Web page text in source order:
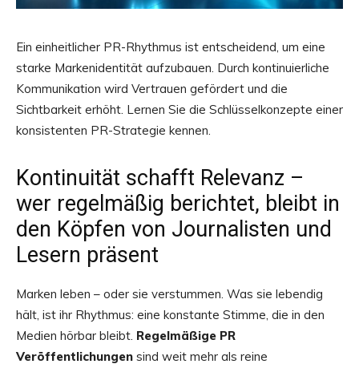
Ein einheitlicher PR-Rhythmus ist entscheidend, um eine
starke Markenidentität aufzubauen. Durch kontinuierliche
Kommunikation wird Vertrauen gefördert und die
Sichtbarkeit erhöht. Lernen Sie die Schlüsselkonzepte einer
konsistenten PR-Strategie kennen.
Kontinuität schafft Relevanz –
wer regelmäßig berichtet, bleibt in
den Köpfen von Journalisten und
Lesern präsent
Marken leben – oder sie verstummen. Was sie lebendig
hält, ist ihr Rhythmus: eine konstante Stimme, die in den
Medien hörbar bleibt. Regelmäßige PR
Veröffentlichungen sind weit mehr als reine